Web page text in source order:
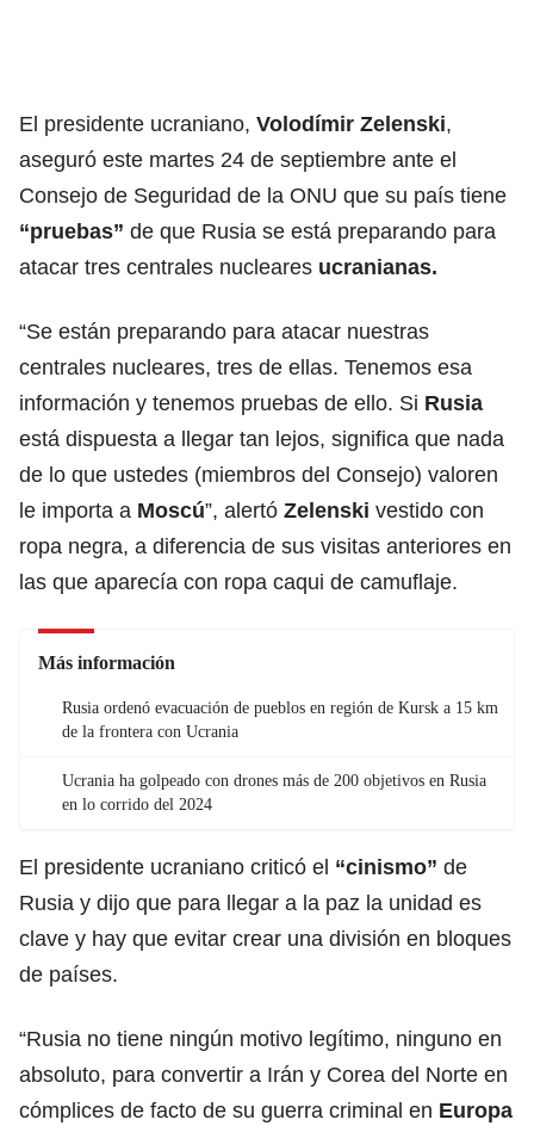
El presidente ucraniano, Volodímir Zelenski,
aseguró este martes 24 de septiembre ante el
Consejo de Seguridad de la ONU que su país tiene
“pruebas” de que Rusia se está preparando para
atacar tres centrales nucleares ucranianas.
“Se están preparando para atacar nuestras
centrales nucleares, tres de ellas. Tenemos esa
información y tenemos pruebas de ello. Si Rusia
está dispuesta a llegar tan lejos, significa que nada
de lo que ustedes (miembros del Consejo) valoren
le importa a Moscú”, alertó Zelenski vestido con
ropa negra, a diferencia de sus visitas anteriores en
las que aparecía con ropa caqui de camuflaje.
Más información
Rusia ordenó evacuación de pueblos en región de Kursk a 15 km
de la frontera con Ucrania
Ucrania ha golpeado con drones más de 200 objetivos en Rusia
en lo corrido del 2024
El presidente ucraniano criticó el “cinismo” de
Rusia y dijo que para llegar a la paz la unidad es
clave y hay que evitar crear una división en bloques
de países.
“Rusia no tiene ningún motivo legítimo, ninguno en
absoluto, para convertir a Irán y Corea del Norte en
cómplices de facto de su guerra criminal en Europa